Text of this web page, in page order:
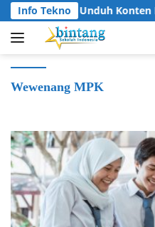
Langsung
ke
konten
Info TeknoCara Unduh Konten
Wewenang MPK